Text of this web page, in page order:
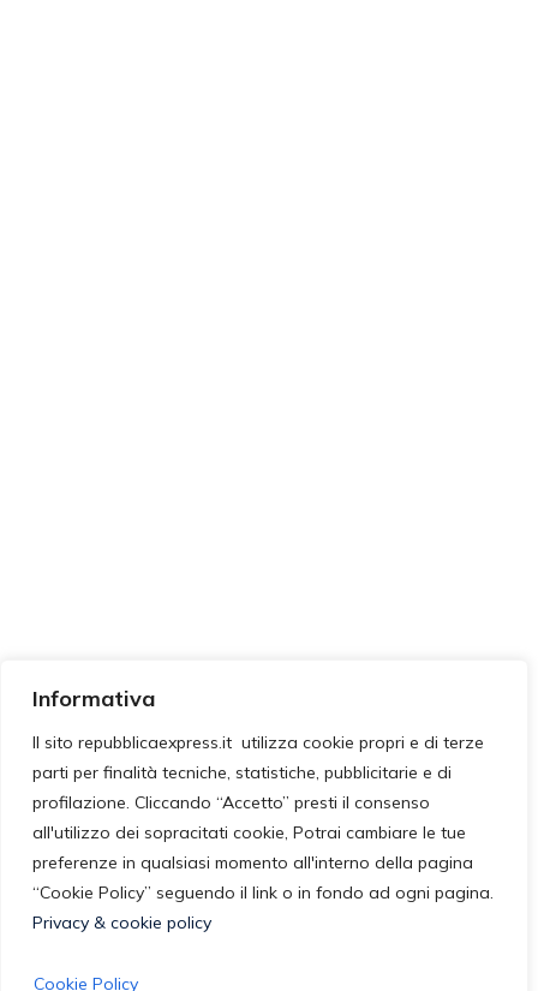
Informativa
Il sito repubblicaexpress.it utilizza cookie propri e di terze
parti per finalità tecniche, statistiche, pubblicitarie e di
profilazione. Cliccando “Accetto” presti il consenso
all'utilizzo dei sopracitati cookie, Potrai cambiare le tue
preferenze in qualsiasi momento all'interno della pagina
“Cookie Policy” seguendo il link o in fondo ad ogni pagina.
Privacy & cookie policy
Cookie Policy